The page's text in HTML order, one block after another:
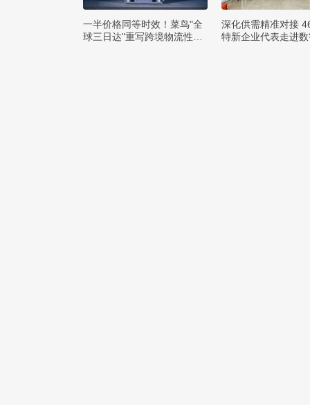
一半价格同等时效！菜鸟"全
球三日达"重写跨境物流性价
深化供需精准对接
特新企业代表走进